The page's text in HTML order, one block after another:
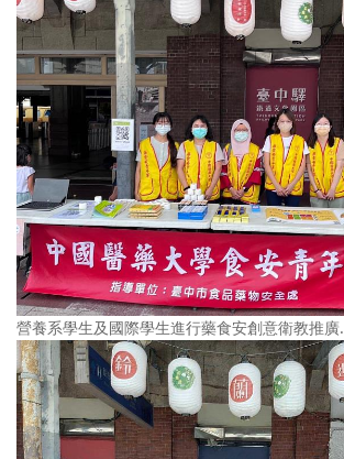
營養系學生及國際學生進行藥食安創意衛教推廣.